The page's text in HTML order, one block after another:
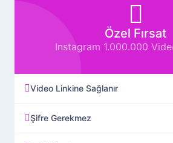
Özel Fırsat
Instagram 1.000.000
Video Linkine Sağlanır
Şifre Gerekmez